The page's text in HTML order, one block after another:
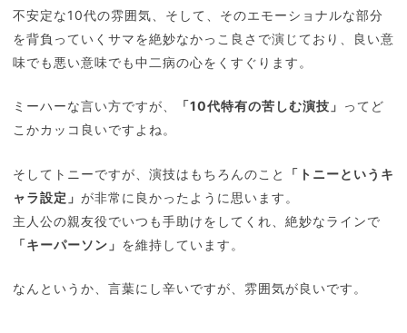
不安定な10代の雰囲気、そして、そのエモーショナルな部分
を背負っていくサマを絶妙なかっこ良さで演じており、良い意
味でも悪い意味でも中二病の心をくすぐります。
ミーハーな言い方ですが、 「10代特有の苦しむ演技」 ってど
こかカッコ良いですよね。
そしてトニーですが、演技はもちろんのこと
「トニーというキ
ャラ設定」 が非常に良かったように思います。
主人公の親友役でいつも手助けをしてくれ、絶妙なラインで
「キーパーソン」 を維持しています。
なんというか、言葉にし辛いですが、雰囲気が良いです。